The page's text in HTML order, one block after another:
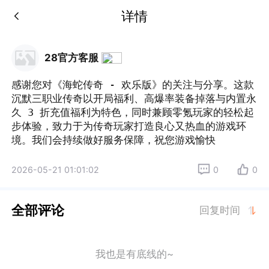
详情
28官方客服
感谢您对《海蛇传奇 - 欢乐版》的关注与分享。这款
沉默三职业传奇以开局福利、高爆率装备掉落与内置永
久 3 折充值福利为特色，同时兼顾零氪玩家的轻松起
步体验，致力于为传奇玩家打造良心又热血的游戏环
境。我们会持续做好服务保障，祝您游戏愉快
2026-05-21 01:01:02 0 0
全部评论 回复时间
我也是有底线的~